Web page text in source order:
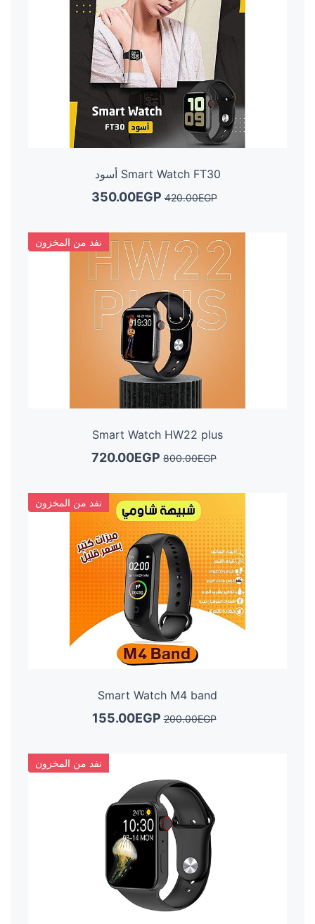
Smart Watch FT30 أسود
350.00EGP420.00EGP
نفد من المخزون
Smart Watch HW22 plus
720.00EGP 800.00EGP
نفد من المخزون
Smart Watch M4 band
155.00EGP200.00EGP
نفد من المخزون